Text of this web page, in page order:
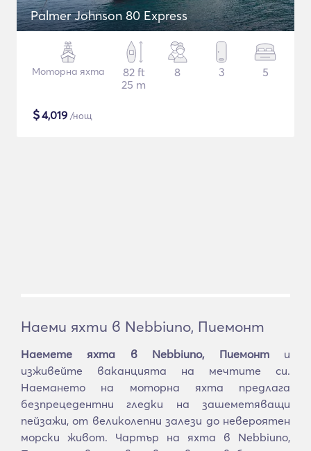
Palmer Johnson 80 Express
Моторна яхта
82 ft
25 m
8 3 5
$4,019 /нощ
Наеми яхти в Nebbiuno, Пиемонт
Наемете яхта в Nebbiuno, Пиемонти
изживейте ваканцията на мечтите си.
Наемането на моторна яхта предлага
безпрецедентни гледки на зашеметяващи
пейзажи, от великолепни залези до невероятен
морски живот. Чартър на яхта в Nebbiuno,